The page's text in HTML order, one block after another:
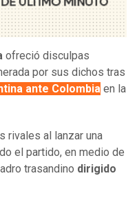
ofreció disculpas
por sus dichos tras
ante Colombia en la
rivales al lanzar una
el partido, en medio de
trasandino dirigido